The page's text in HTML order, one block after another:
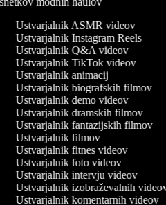
Ustvarjalnik ASMR videov
Ustvarjalnik Instagram Reels
Ustvarjalnik Q&A videov
Ustvarjalnik TikTok videov
Ustvarjalnik animacij
Ustvarjalnik biografskih filmov
Ustvarjalnik demo videov
Ustvarjalnik dramskih filmov
Ustvarjalnik fantazijskih filmov
Ustvarjalnik filmov
Ustvarjalnik fitnes videov
Ustvarjalnik foto videov
Ustvarjalnik intervju videov
Ustvarjalnik izobraževalnih videov
Ustvarjalnik komentarnih videov